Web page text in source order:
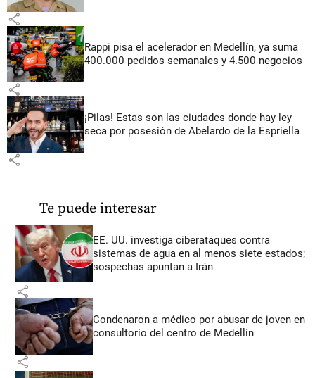
share
Rappi pisa el acelerador en Medellín, ya suma
400.000 pedidos semanales y 4.500 negocios
share
¡Pilas! Estas son las ciudades donde hay ley
seca por posesión de Abelardo de la Espriella
share
Te puede interesar
EE. UU. investiga ciberataques contra
sistemas de agua en al menos siete estados;
sospechas apuntan a Irán
share
Condenaron a médico por abusar de joven en
consultorio del centro de Medellín
share